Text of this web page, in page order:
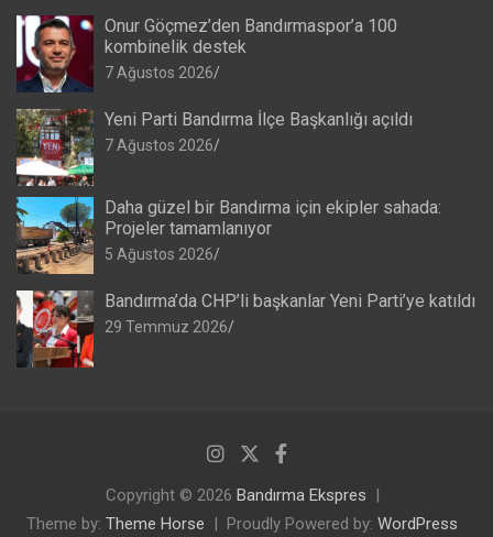
Onur Göçmez’den Bandırmaspor’a 100
kombinelik destek
7 Ağustos 2026
Yeni Parti Bandırma İlçe Başkanlığı açıldı
7 Ağustos 2026
Daha güzel bir Bandırma için ekipler sahada:
Projeler tamamlanıyor
5 Ağustos 2026
Bandırma’da CHP’li başkanlar Yeni Parti’ye katıldı
29 Temmuz 2026
Copyright © 2026 Bandırma Ekspres
Theme by: Theme Horse Proudly Powered by: WordPress